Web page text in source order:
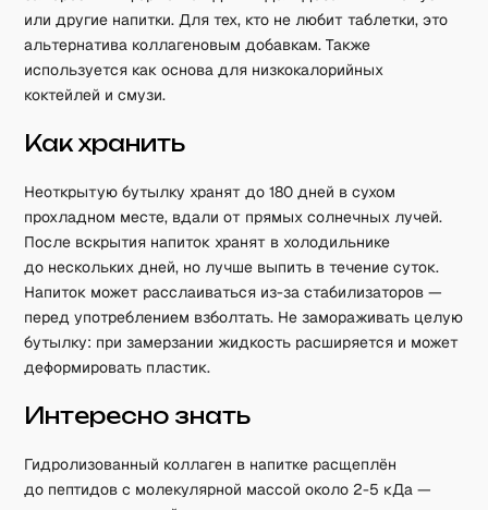
или другие напитки. Для тех, кто не любит таблетки, это
альтернатива коллагеновым добавкам. Также
используется как основа для низкокалорийных
коктейлей и смузи.
Как хранить
Неоткрытую бутылку хранят до 180 дней в сухом
прохладном месте, вдали от прямых солнечных лучей.
После вскрытия напиток хранят в холодильнике
до нескольких дней, но лучше выпить в течение суток.
Напиток может расслаиваться из-за стабилизаторов —
перед употреблением взболтать. Не замораживать целую
бутылку: при замерзании жидкость расширяется и может
деформировать пластик.
Интересно знать
Гидролизованный коллаген в напитке расщеплён
до пептидов с молекулярной массой около 2-5 кДа —